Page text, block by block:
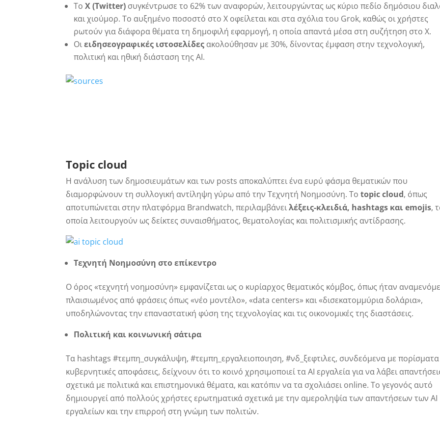
ΤοX (Twitter) συγκέντρωσε το 62% των αναφορών, λειτουργώντας ως κύριο πεδίο δημόσιου
και χιούμορ. Το αυξημένο ποσοστό στο X οφείλεται και στα σχόλια του Grok, καθώς οι χρήστες
ρωτούν για διάφορα θέματα τη δημοφιλή εφαρμογή, η οποία απαντά μέσα στη συζήτηση στο X.
Οιειδησεογραφικές ιστοσελίδες ακολούθησαν με 30%, δίνοντας έμφαση στην τεχνολογική,
πολιτική και ηθική διάσταση της AI.
Topic cloud
Η ανάλυση των δημοσιευμάτων και των posts αποκαλύπτει ένα ευρύ φάσμα θεματικών που
διαμορφώνουν τη συλλογική αντίληψη γύρω από την Τεχνητή Νοημοσύνη. Τοtopic cloud, όπως
αποτυπώνεται στην πλατφόρμα Brandwatch, περιλαμβάνειλέξεις-κλειδιά, hashtags και emojis,
οποία λειτουργούν ως δείκτες συναισθήματος, θεματολογίας και πολιτισμικής αντίδρασης.
Τεχνητή Νοημοσύνη στο επίκεντρο
Ο όρος «τεχνητή νοημοσύνη» εμφανίζεται ως ο κυρίαρχος θεματικός κόμβος, όπως ήταν
πλαισιωμένος από φράσεις όπως «νέο μοντέλο», «data centers» και «δισεκατομμύρια δολάρια»,
υποδηλώνοντας την επαναστατική φύση της τεχνολογίας και τις οικονομικές της διαστάσεις.
Πολιτική και κοινωνική σάτιρα
Τα hashtags #τεμπη_συγκάλυψη, #τεμπη_εργαλειοποιηση, #νδ_ξεφτιλες, συνδεόμενα με πορίσματα
κυβερνητικές αποφάσεις, δείχνουν ότι το κοινό χρησιμοποιεί τα AI εργαλεία για να λάβει
σχετικά με πολιτικά και επιστημονικά θέματα, και κατόπιν να τα σχολιάσει online. Το γεγονός αυτό
δημιουργεί από πολλούς χρήστες ερωτηματικά σχετικά με την αμεροληψία των απαντήσεων των AI
εργαλείων και την επιρροή στη γνώμη των πολιτών.